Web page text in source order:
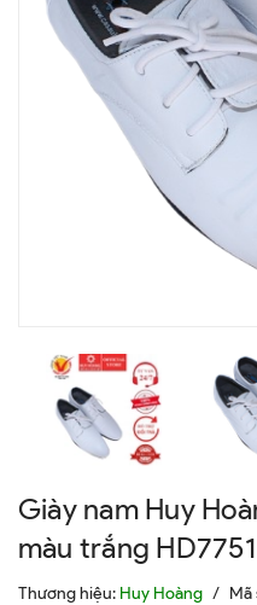
Giày nam Huy
màu trắng HD7751
Thương hiệu: Huy Hoàng / Mã